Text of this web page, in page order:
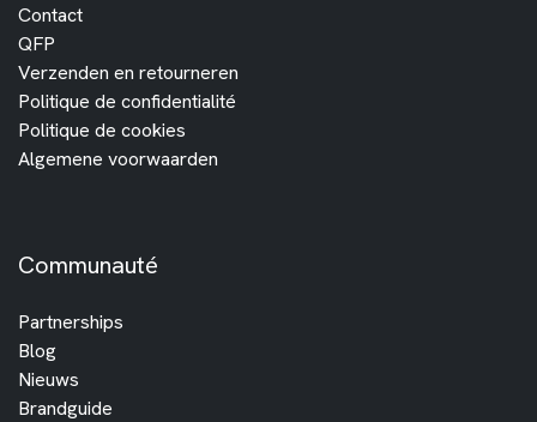
Contact
QFP
Verzenden en retourneren
Politique de confidentialité
Politique de cookies
Algemene voorwaarden
Communauté
Partnerships
Blog
Nieuws
Brandguide